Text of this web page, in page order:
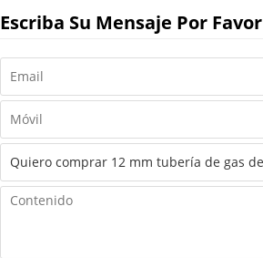
Escriba Su Mensaje Por Favor